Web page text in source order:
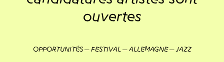
ouvertes
OPPORTUNITÉS FESTIVAL ALLEMAGNE JAZZ